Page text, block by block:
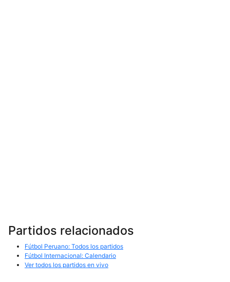
Partidos relacionados
Fútbol Peruano: Todos los partidos
Fútbol Internacional: Calendario
Ver todos los partidos en vivo